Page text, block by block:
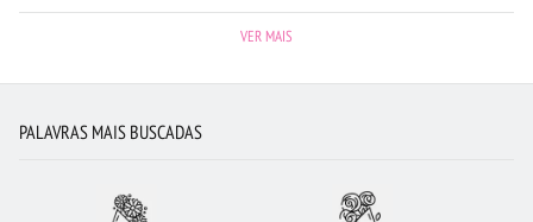
CESTA DE FRUTAS FLORES DO CAMPO
VER MAIS
PALAVRAS MAIS BUSCADAS